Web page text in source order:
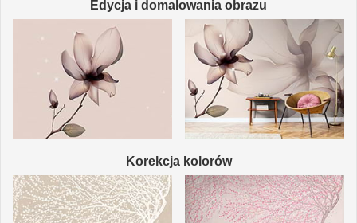
Edycja i domalowania obrazu
Korekcja kolorów